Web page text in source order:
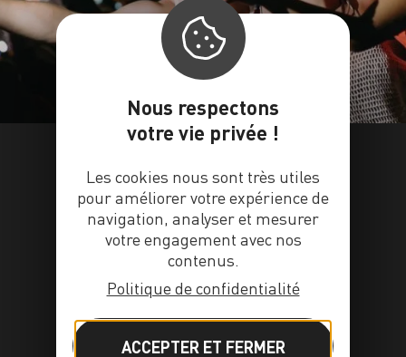
Nous respectons
votre vie privée !
Les cookies nous sont très utiles
pour améliorer votre expérience de
navigation, analyser et mesurer
votre engagement avec nos
contenus.
Politique de confidentialité
ACCEPTER ET FERMER